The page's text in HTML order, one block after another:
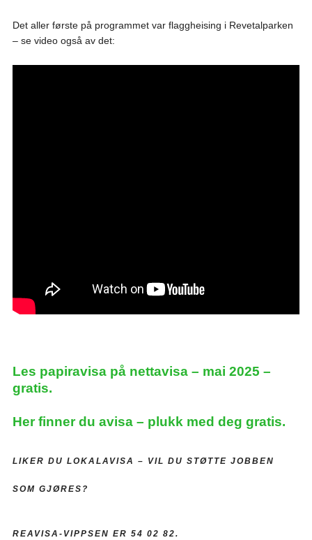
Det aller første på programmet var flaggheising i Revetalparken
– se video også av det:
Les papiravisa på nettavisa – mai 2025 –
gratis.
Her finner du avisa – plukk med deg gratis.
LIKER DU LOKALAVISA – VIL DU STØTTE JOBBEN
SOM GJØRES?
REAVISA-VIPPSEN ER 54 02 82.